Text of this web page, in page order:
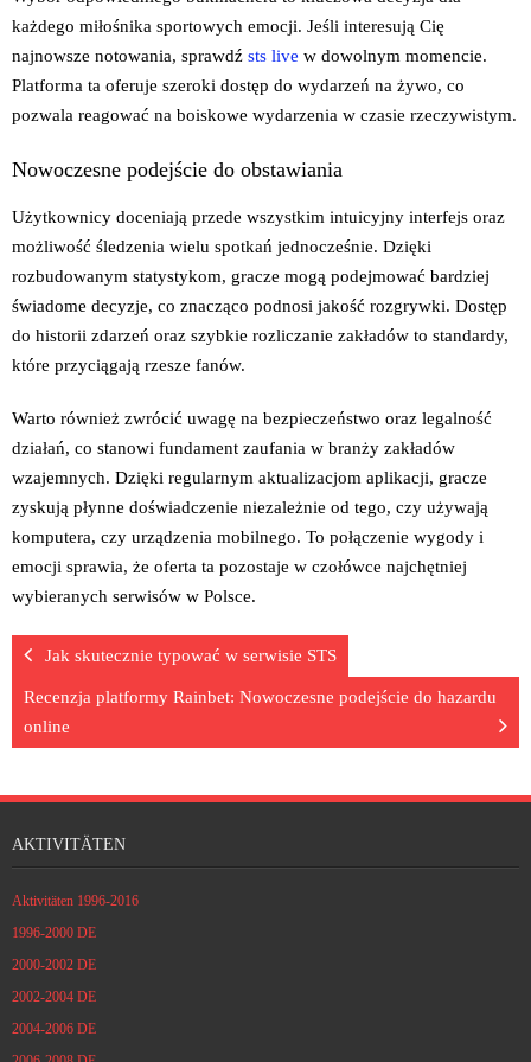
Partner
Mitgliedschaft
Über Bitola
Deutsch
każdego miłośnika sportowych emocji. Jeśli interesują Cię
najnowsze notowania, sprawdź sts live w dowolnym momencie.
Platforma ta oferuje szeroki dostęp do wydarzeń na żywo, co
pozwala reagować na boiskowe wydarzenia w czasie rzeczywistym.
Nowoczesne podejście do obstawiania
Użytkownicy doceniają przede wszystkim intuicyjny interfejs oraz
możliwość śledzenia wielu spotkań jednocześnie. Dzięki
rozbudowanym statystykom, gracze mogą podejmować bardziej
świadome decyzje, co znacząco podnosi jakość rozgrywki. Dostęp
do historii zdarzeń oraz szybkie rozliczanie zakładów to standardy,
które przyciągają rzesze fanów.
Warto również zwrócić uwagę na bezpieczeństwo oraz legalność
działań, co stanowi fundament zaufania w branży zakładów
wzajemnych. Dzięki regularnym aktualizacjom aplikacji, gracze
zyskują płynne doświadczenie niezależnie od tego, czy używają
komputera, czy urządzenia mobilnego. To połączenie wygody i
emocji sprawia, że oferta ta pozostaje w czołówce najchętniej
wybieranych serwisów w Polsce.
Jak skutecznie typować w serwisie STS
Recenzja platformy Rainbet: Nowoczesne podejście do hazardu
online
AKTIVITÄTEN
Aktivitäten 1996-2016
1996-2000 DE
2000-2002 DE
2002-2004 DE
2004-2006 DE